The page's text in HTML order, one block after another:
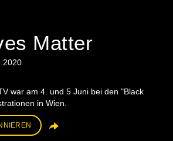
Matter
war am 4. und 5 Juni bei den "Black
in Wien.